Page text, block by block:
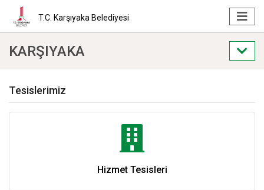
T.C. Karşıyaka Belediyesi
KARŞIYAKA
Tesislerimiz
Hizmet Tesisleri